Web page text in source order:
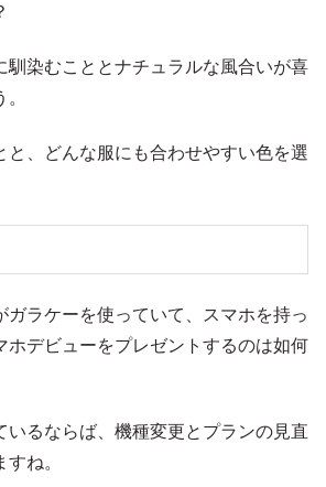
馴染むこととナチュラルな風合いが喜
と、どんな服にも合わせやすい色を選
ガラケーを使っていて、スマホを持っ
ホデビューをプレゼントするのは如何
いるならば、機種変更とプランの見直
ね。